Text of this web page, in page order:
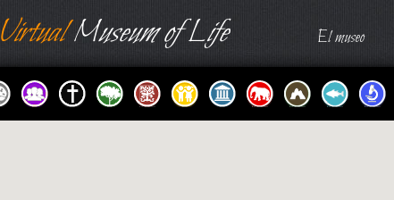
VirtualMuseum of Life El museo